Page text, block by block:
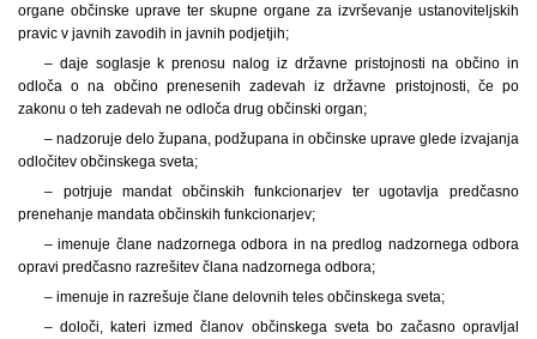
organe občinske uprave ter skupne organe za izvrševanje ustanoviteljskih
pravic v javnih zavodih in javnih podjetjih;
– daje soglasje k prenosu nalog iz državne pristojnosti na občino in
odloča o na občino prenesenih zadevah iz državne pristojnosti, če po
zakonu o teh zadevah ne odloča drug občinski organ;
– nadzoruje delo župana, podžupana in občinske uprave glede izvajanja
odločitev občinskega sveta;
– potrjuje mandat občinskih funkcionarjev ter ugotavlja predčasno
prenehanje mandata občinskih funkcionarjev;
– imenuje člane nadzornega odbora in na predlog nadzornega odbora
opravi predčasno razrešitev člana nadzornega odbora;
– imenuje in razrešuje člane delovnih teles občinskega sveta;
– določi, kateri izmed članov občinskega sveta bo začasno opravljal